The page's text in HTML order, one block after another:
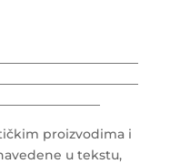
proizvodima i
u tekstu,